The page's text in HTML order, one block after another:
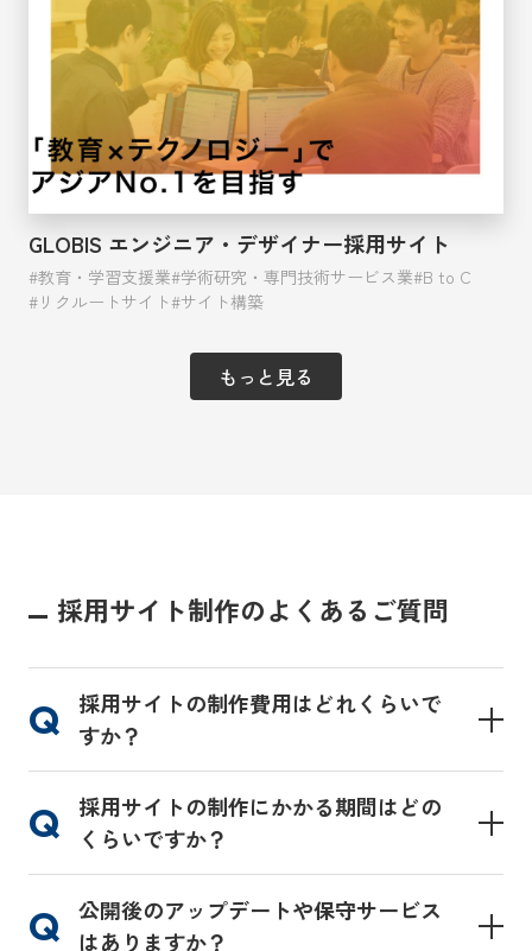
GLOBIS エンジニア・デザイナー採用サイト
教育・学習支援業 学術研究・専門技術サービス業 B to C
リクルートサイト サイト構築
もっと見る
採用サイト制作のよくあるご質問
採用サイトの制作費用はどれくらいで
すか？
採用サイトの制作にかかる期間はどの
くらいですか？
公開後のアップデートや保守サービス
はありますか？